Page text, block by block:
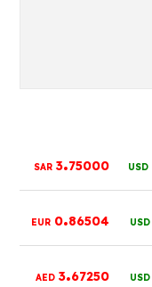
USD
3.75000
SAR
USD
0.86504
EUR
USD
3.67250
AED